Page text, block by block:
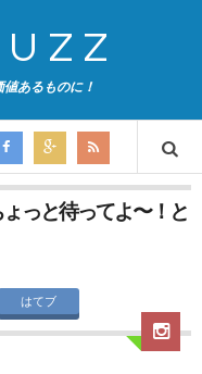
あるものに！
っと待ってよ〜！と
はてブ